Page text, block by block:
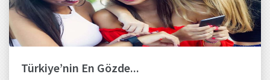
Türkiye’nin En Gözde...